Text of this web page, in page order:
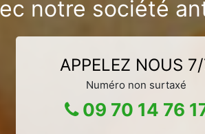
notre société
APPELEZ NOUS
Numéro non surtaxé
09 70 14 76